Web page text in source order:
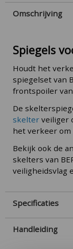
Omschrijving
Spiegels
Houdt het
spiegelset van
frontspoiler
De
skelter veiliger
het verkeer
Bekijk ook de
skelters van
veiligheidsvlag
Specificaties
Handleiding